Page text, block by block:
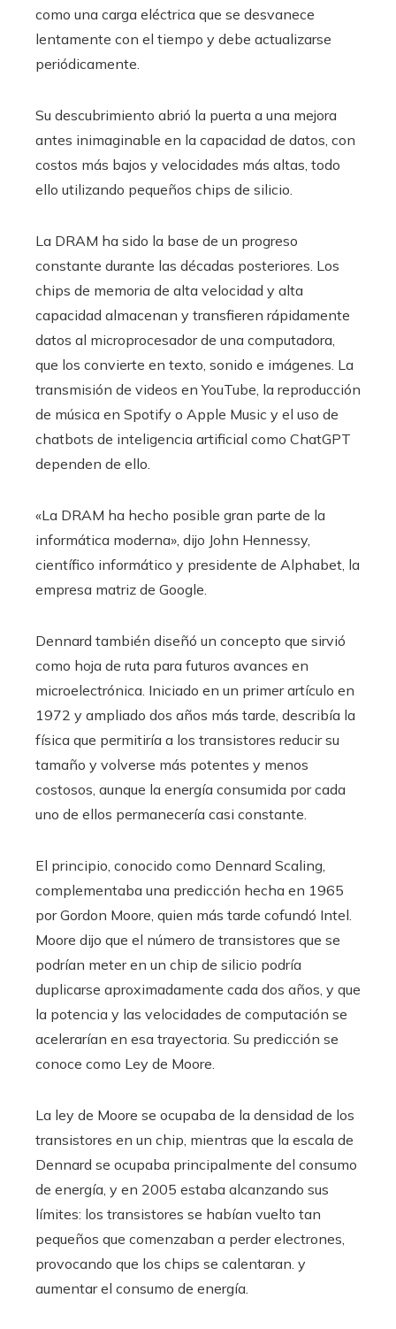
como una carga eléctrica que se desvanece
lentamente con el tiempo y debe actualizarse
periódicamente.
Su descubrimiento abrió la puerta a una mejora
antes inimaginable en la capacidad de datos, con
costos más bajos y velocidades más altas, todo
ello utilizando pequeños chips de silicio.
La DRAM ha sido la base de un progreso
constante durante las décadas posteriores. Los
chips de memoria de alta velocidad y alta
capacidad almacenan y transfieren rápidamente
datos al microprocesador de una computadora,
que los convierte en texto, sonido e imágenes. La
transmisión de videos en YouTube, la reproducción
de música en Spotify o Apple Music y el uso de
chatbots de inteligencia artificial como ChatGPT
dependen de ello.
«La DRAM ha hecho posible gran parte de la
informática moderna», dijo John Hennessy,
científico informático y presidente de Alphabet, la
empresa matriz de Google.
Dennard también diseñó un concepto que sirvió
como hoja de ruta para futuros avances en
microelectrónica. Iniciado en un primer artículo en
1972 y ampliado dos años más tarde, describía la
física que permitiría a los transistores reducir su
tamaño y volverse más potentes y menos
costosos, aunque la energía consumida por cada
uno de ellos permanecería casi constante.
El principio, conocido como Dennard Scaling,
complementaba una predicción hecha en 1965
por Gordon Moore, quien más tarde cofundó Intel.
Moore dijo que el número de transistores que se
podrían meter en un chip de silicio podría
duplicarse aproximadamente cada dos años, y que
la potencia y las velocidades de computación se
acelerarían en esa trayectoria. Su predicción se
conoce como Ley de Moore.
La ley de Moore se ocupaba de la densidad de los
transistores en un chip, mientras que la escala de
Dennard se ocupaba principalmente del consumo
de energía, y en 2005 estaba alcanzando sus
límites: los transistores se habían vuelto tan
pequeños que comenzaban a perder electrones,
provocando que los chips se calentaran. y
aumentar el consumo de energía.